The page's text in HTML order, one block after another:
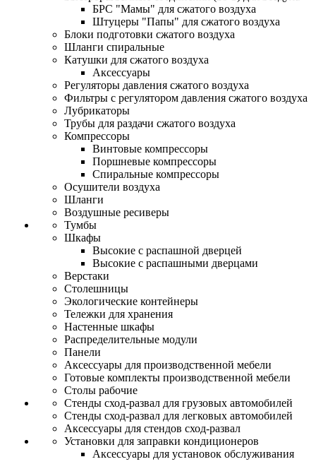
БРС "Мамы" для сжатого воздуха
Штуцеры "Папы" для сжатого воздуха
Блоки подготовки сжатого воздуха
Шланги спиральные
Катушки для сжатого воздуха
Аксессуары
Регуляторы давления сжатого воздуха
Фильтры с регулятором давления сжатого воздуха
Лубрикаторы
Трубы для раздачи сжатого воздуха
Компрессоры
Винтовые компрессоры
Поршневые компрессоры
Спиральные компрессоры
Осушители воздуха
Шланги
Воздушные ресиверы
Тумбы
Шкафы
Высокие с распашной дверцей
Высокие с распашными дверцами
Верстаки
Столешницы
Экологические контейнеры
Тележки для хранения
Настенные шкафы
Распределительные модули
Панели
Аксессуары для производственной мебели
Готовые комплекты производственной мебели
Столы рабочие
Стенды сход-развал для грузовых автомобилей
Стенды сход-развал для легковых автомобилей
Аксессуары для стендов сход-развал
Установки для заправки кондиционеров
Аксессуары для установок обслуживания